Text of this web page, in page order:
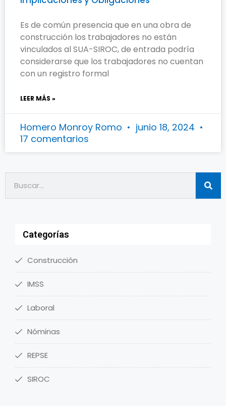
Es de común presencia que en una obra de
construcción los trabajadores no están
vinculados al SUA-SIROC, de entrada podría
considerarse que los trabajadores no cuentan
con un registro formal
LEER MÁS »
Homero Monroy Romo
junio 18, 2024
17 comentarios
Categorías
Construcción
IMSS
Laboral
Nóminas
REPSE
SIROC